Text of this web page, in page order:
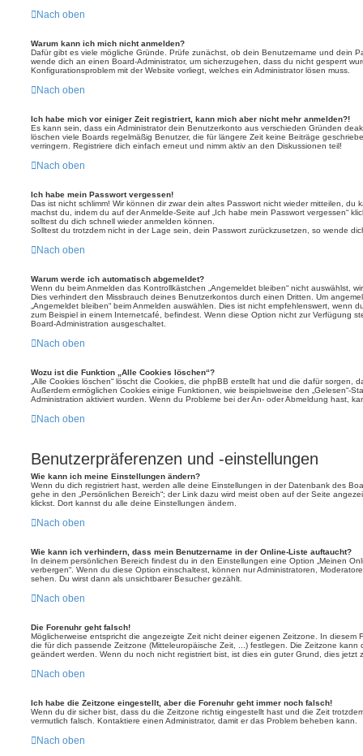
Nach oben
Warum kann ich mich nicht anmelden?
Dafür gibt es viele mögliche Gründe. Prüfe zunächst, ob dein Benutzername und dein
wende dich an einen Board-Administrator, um sicherzugehen, dass du nicht gesperrt
Konfigurationsproblem mit der Website vorliegt, welches ein Administrator lösen muss.
Nach oben
Ich habe mich vor einiger Zeit registriert, kann mich aber nicht mehr anmelden?!
Es kann sein, dass ein Administrator dein Benutzerkonto aus verschieden Gründen
löschen viele Boards regelmäßig Benutzer, die für längere Zeit keine Beiträge
verringern. Registriere dich einfach erneut und nimm aktiv an den Diskussionen teil!
Nach oben
Ich habe mein Passwort vergessen!
Das ist nicht schlimm! Wir können dir zwar dein altes Passwort nicht wieder mitteilen, du
machst du, indem du auf der Anmelde-Seite auf „Ich habe mein Passwort vergessen“
solltest du dich schnell wieder anmelden können.
Solltest du trotzdem nicht in der Lage sein, dein Passwort zurückzusetzen, so wende
Nach oben
Warum werde ich automatisch abgemeldet?
Wenn du beim Anmelden das Kontrollkästchen „Angemeldet bleiben“ nicht auswählst,
Dies verhindert den Missbrauch deines Benutzerkontos durch einen Dritten. Um
„Angemeldet bleiben“ beim Anmelden auswählen. Dies ist nicht empfehlenswert, wenn
zum Beispiel in einem Internetcafé, befindest. Wenn diese Option nicht zur Verfügung
Board-Administration ausgeschaltet.
Nach oben
Wozu ist die Funktion „Alle Cookies löschen“?
„Alle Cookies löschen“ löscht die Cookies, die phpBB erstellt hat und die dafür sorgen,
Außerdem ermöglichen Cookies einige Funktionen, wie beispielsweise den „Gelesen“-
Administration aktiviert wurden. Wenn du Probleme bei der An- oder Abmeldung hast,
Nach oben
Benutzerpräferenzen und -einstellungen
Wie kann ich meine Einstellungen ändern?
Wenn du dich registriert hast, werden alle deine Einstellungen in der Datenbank des
gehe in den „Persönlichen Bereich“; der Link dazu wird meist oben auf der Seite
klickst. Dort kannst du alle deine Einstellungen ändern.
Nach oben
Wie kann ich verhindern, dass mein Benutzername in der Online-Liste auftaucht?
In deinem persönlichen Bereich findest du in den Einstellungen eine Option „Meinen
verbergen“. Wenn du diese Option einschaltest, können nur Administratoren,
sehen. Du wirst dann als unsichtbarer Besucher gezählt.
Nach oben
Die Forenuhr geht falsch!
Möglicherweise entspricht die angezeigte Zeit nicht deiner eigenen Zeitzone. In diesem
die für dich passende Zeitzone (Mitteleuropäische Zeit, ...) festlegen. Die Zeitzone kann
geändert werden. Wenn du noch nicht registriert bist, ist dies ein guter Grund, dies jetzt
Nach oben
Ich habe die Zeitzone eingestellt, aber die Forenuhr geht immer noch falsch!
Wenn du dir sicher bist, dass du die Zeitzone richtig eingestellt hast und die Zeit
vermutlich falsch. Kontaktiere einen Administrator, damit er das Problem beheben kann.
Nach oben